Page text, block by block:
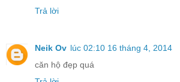
Trả lời
Neik Ov lúc 02:10 16 tháng 4, 2014
căn hộ đẹp quá